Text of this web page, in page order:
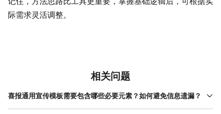
际需求灵活调整。
相关问题
喜报通用宣传模板需要包含哪些必要元素？如何避免信息遗漏？
一份完整的喜报通用宣传模板需包含5个核心元素：标题（明确主